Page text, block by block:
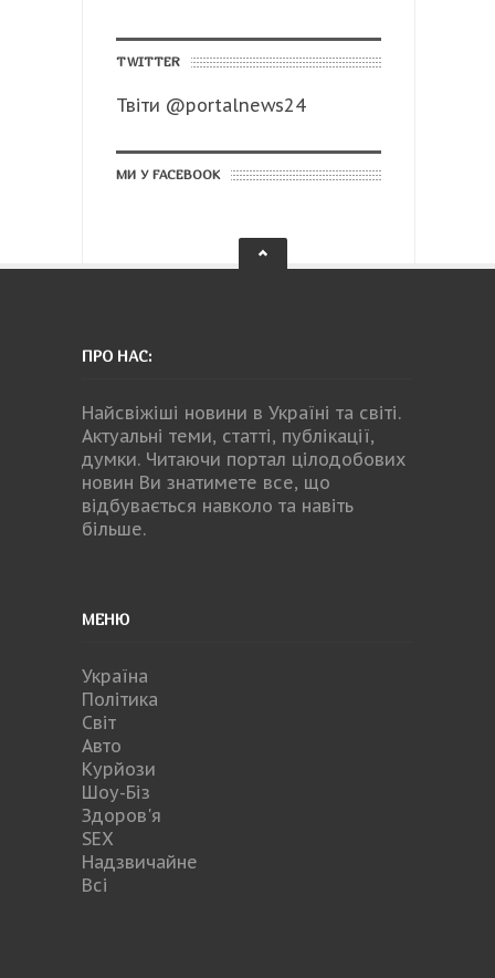
TWITTER
Твіти @portalnews24
МИ У FACEBOOK
ПРО НАС:
Найсвіжіші новини в Україні та світі.
Актуальні теми, статті, публікації,
думки. Читаючи портал цілодобових
новин Ви знатимете все, що
відбувається навколо та навіть
більше.
МЕНЮ
Україна
Політика
Світ
Авто
Курйози
Шоу-Біз
Здоров'я
SEX
Надзвичайне
Всі